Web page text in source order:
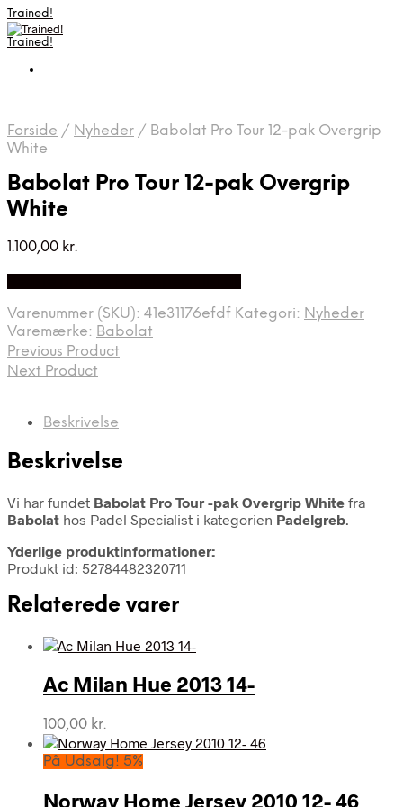
Trained!
Trained!
Forside / Nyheder / Babolat Pro Tour 12-pak Overgrip
White
Babolat Pro Tour 12-pak Overgrip
White
1.100,00 kr.
Varenummer (SKU): 41e31176efdf Kategori: Nyheder
Varemærke: Babolat
Previous Product
Next Product
Beskrivelse
Beskrivelse
Vi har fundet Babolat Pro Tour -pak Overgrip White fra
Babolat hos Padel Specialist i kategorien Padelgreb.
Yderlige produktinformationer:
Produkt id: 52784482320711
Relaterede varer
Ac Milan Hue 2013 14-
100,00 kr.
På Udsalg! 5%
Norway Home Jersey 2010 12- 46